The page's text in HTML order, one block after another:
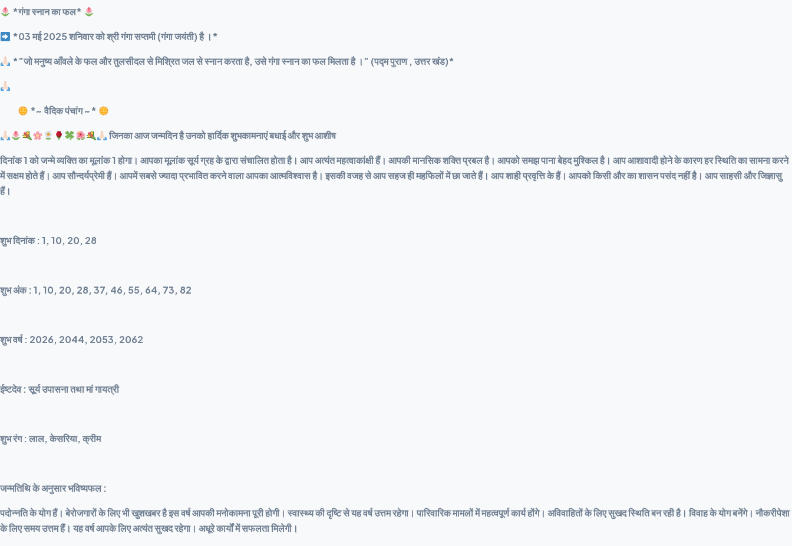
*गंगा स्नान का फल*
*03 मई 2025 शनिवार को श्री गंगा सप्तमी (गंगा जयंती) है ।*
*”जो मनुष्य आँवले के फल और तुलसीदल से मिश्रित जल से स्नान करता है, उसे गंगा स्नान का फल मिलता है ।” (पद्म पुराण , उत्तर खंड)*
*~ वैदिक पंचांग ~*
जिनका आज जन्मदिन है उनको हार्दिक शुभकामनाएं बधाई और शुभ आशीष
दिनांक 1 को जन्मे व्यक्ति का मूलांक 1 होगा। आपका मूलांक सूर्य ग्रह के द्वारा संचालित होता है। आप अत्यंत महत्वाकांक्षी हैं। आपकी मानसिक शक्ति प्रबल है। आपको समझ पाना बेहद मुश्किल है। आप आशावादी होने के कारण हर स्थिति का सामना करने
में सक्षम होते हैं। आप सौन्दर्यप्रेमी हैं। आपमें सबसे ज्यादा प्रभावित करने वाला आपका आत्मविश्वास है। इसकी वजह से आप सहज ही महफिलों में छा जाते हैं। आप शाही प्रवृत्ति के हैं। आपको किसी और का शासन पसंद नहीं है। आप साहसी और जिज्ञासु
हैं।
शुभ दिनांक : 1, 10, 20, 28
शुभ अंक : 1, 10, 20, 28, 37, 46, 55, 64, 73, 82
शुभ वर्ष : 2026, 2044, 2053, 2062
ईष्टदेव : सूर्य उपासना तथा मां गायत्री
शुभ रंग : लाल, केसरिया, क्रीम
जन्मतिथि के अनुसार भविष्यफल :
पदोन्नति के योग हैं। बेरोजगारों के लिए भी खुशखबर है इस वर्ष आपकी मनोकामना पूरी होगी। स्वास्थ्य की दृष्टि से यह वर्ष उत्तम रहेगा। पारिवारिक मामलों में महत्वपूर्ण कार्य होंगे। अविवाहितों के लिए सुखद स्थिति बन रही है। विवाह के योग बनेंगे। नौकरीपेशा
के लिए समय उत्तम हैं। यह वर्ष आपके लिए अत्यंत सुखद रहेगा। अधूरे कार्यों में सफलता मिलेगी।